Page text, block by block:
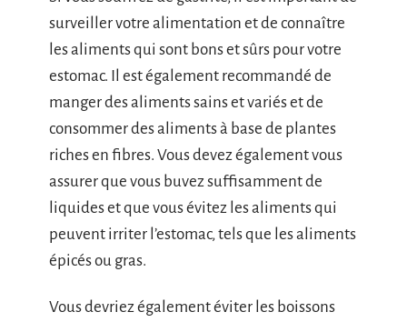
surveiller votre alimentation et de connaître
les aliments qui sont bons et sûrs pour votre
estomac. Il est également recommandé de
manger des aliments sains et variés et de
consommer des aliments à base de plantes
riches en fibres. Vous devez également vous
assurer que vous buvez suffisamment de
liquides et que vous évitez les aliments qui
peuvent irriter l’estomac, tels que les aliments
épicés ou gras.
Vous devriez également éviter les boissons